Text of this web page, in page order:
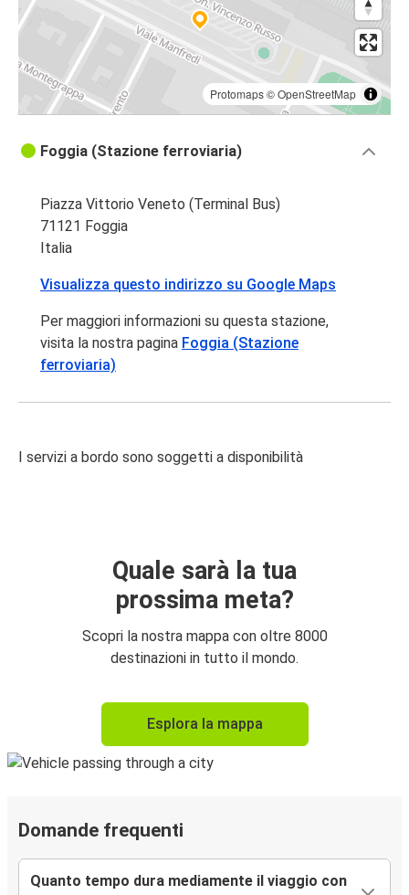
Protomaps©OpenStreetMap
Foggia (Stazione ferroviaria)
Piazza Vittorio Veneto (Terminal Bus)
71121 Foggia
Italia
Visualizza questo indirizzo su Google Maps
Per maggiori informazioni su questa stazione,
visita la nostra pagina Foggia (Stazione
ferroviaria)
I servizi a bordo sono soggetti a disponibilità
Quale sarà la tua
prossima meta?
Scopri la nostra mappa con oltre 8000
destinazioni in tutto il mondo.
Esplora la mappa
Domande frequenti
Quanto tempo dura mediamente il viaggio con